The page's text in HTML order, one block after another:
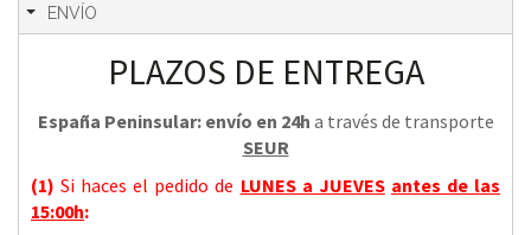
ENVÍO
PLAZOS DE ENTREGA
España Peninsular: envío en 24h a través de transporte
SEUR
(1)Si haces el pedido de LUNES a JUEVES antes de las
15:00h: